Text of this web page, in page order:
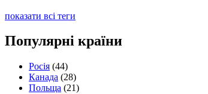
показати всі теги
Популярні країни
Росія (44)
Канада (28)
Польща (21)